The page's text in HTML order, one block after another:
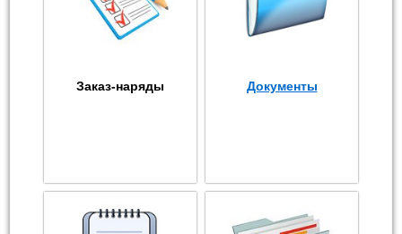
Заказ-наряды Документы